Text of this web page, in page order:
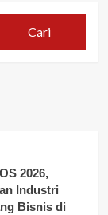
Cari
2026,
Industri
Bisnis di